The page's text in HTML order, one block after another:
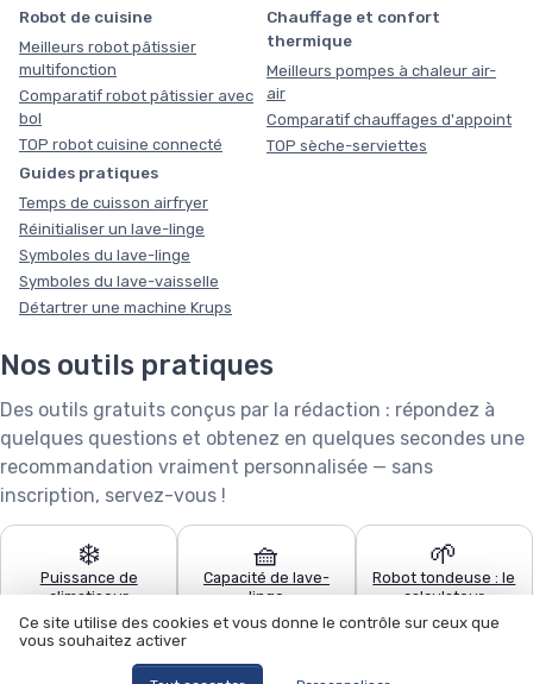
Robot de cuisine
Meilleurs robot pâtissier
multifonction
Comparatif robot pâtissier avec
bol
TOP robot cuisine connecté
Chauffage et confort
thermique
Meilleurs pompes à chaleur air-
air
Comparatif chauffages d'appoint
TOP sèche-serviettes
Guides pratiques
Temps de cuisson airfryer
Réinitialiser un lave-linge
Symboles du lave-linge
Symboles du lave-vaisselle
Détartrer une machine Krups
Nos outils pratiques
Des outils gratuits conçus par la rédaction : répondez à
quelques questions et obtenez en quelques secondes une
recommandation vraiment personnalisée — sans
inscription, servez-vous !
❄️
Puissance de
climatiseur
🧺
Capacité de lave-
linge
🌱
Robot tondeuse : le
calculateur
🧹
Ce site utilise des cookies et vous donne le contrôle sur ceux que
vous souhaitez activer